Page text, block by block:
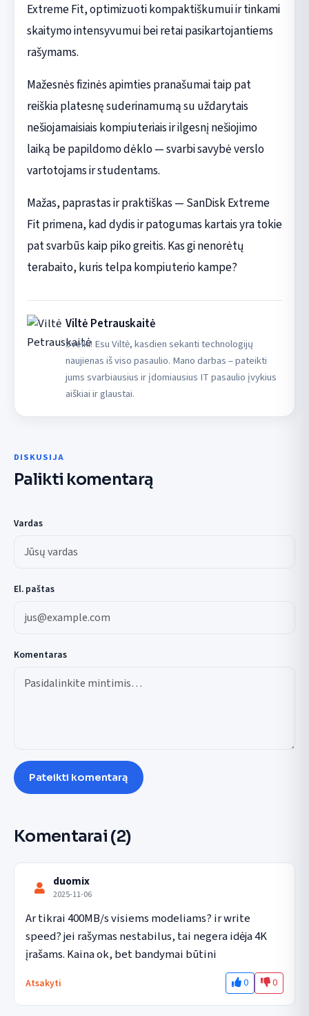
Extreme Fit, optimizuoti kompaktiškumui ir tinkami
skaitymo intensyvumui bei retai pasikartojantiems
rašymams.
Mažesnės fizinės apimties pranašumai taip pat
reiškia platesnę suderinamumą su uždarytais
nešiojamaisiais kompiuteriais ir ilgesnį nešiojimo
laiką be papildomo dėklo — svarbi savybė verslo
vartotojams ir studentams.
Mažas, paprastas ir praktiškas — SanDisk Extreme
Fit primena, kad dydis ir patogumas kartais yra tokie
pat svarbūs kaip piko greitis. Kas gi nenorėtų
terabaito, kuris telpa kompiuterio kampe?
Viltė Petrauskaitė
Sveiki! Esu Viltė, kasdien sekanti technologijų
naujienas iš viso pasaulio. Mano darbas – pateikti
jums svarbiausius ir įdomiausius IT pasaulio įvykius
aiškiai ir glaustai.
DISKUSIJA
Palikti komentarą
Vardas
El. paštas
Komentaras
Pateikti komentarą
Komentarai (2)
duomix
2025-11-06
Ar tikrai 400MB/s visiems modeliams? ir write
speed? jei rašymas nestabilus, tai negera idėja 4K
įrašams. Kaina ok, bet bandymai būtini
Atsakyti 0 0